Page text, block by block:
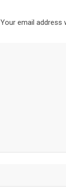
Your email address